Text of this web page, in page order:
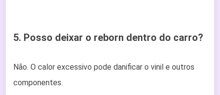
5. Posso deixar o reborn dentro do carro?
Não. O calor excessivo pode danificar o vinil e outros
componentes.